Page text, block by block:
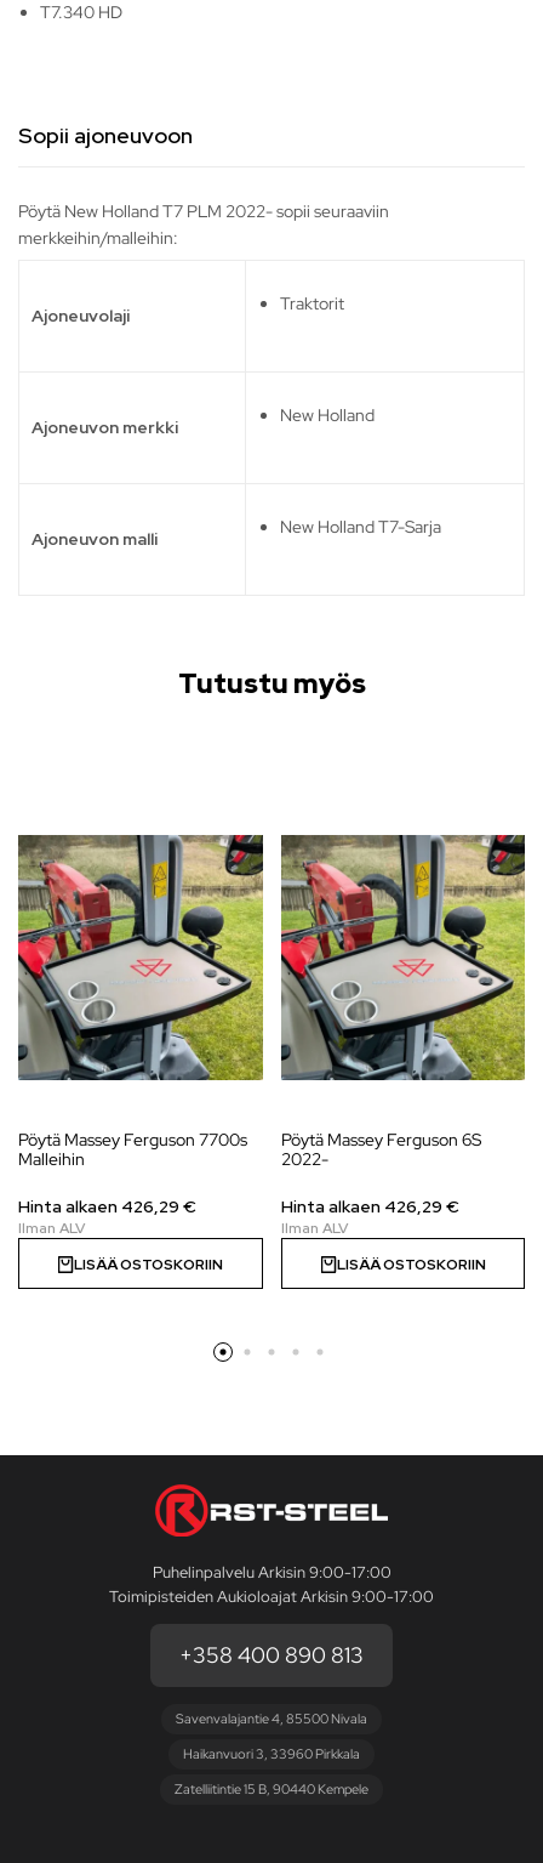
T7.340 HD
Sopii ajoneuvoon
Pöytä New Holland T7 PLM 2022- sopii seuraaviin
merkkeihin/malleihin:
Ajoneuvolaji
Traktorit
Ajoneuvon merkki
New Holland
Ajoneuvon malli
New Holland T7-Sarja
Tutustu myös
Pöytä Massey Ferguson 7700s
Malleihin
Hinta alkaen 426,29 €
LISÄÄ OSTOSKORIIN
Pöytä Massey Ferguson 6S
2022-
Hinta alkaen 426,29 €
LISÄÄ OSTOSKORIIN
Puhelinpalvelu Arkisin 9:00-17:00
Toimipisteiden Aukioloajat Arkisin 9:00-17:00
+358 400 890 813
Savenvalajantie 4, 85500 Nivala
Haikanvuori 3, 33960 Pirkkala
Zatelliitintie 15 B, 90440 Kempele